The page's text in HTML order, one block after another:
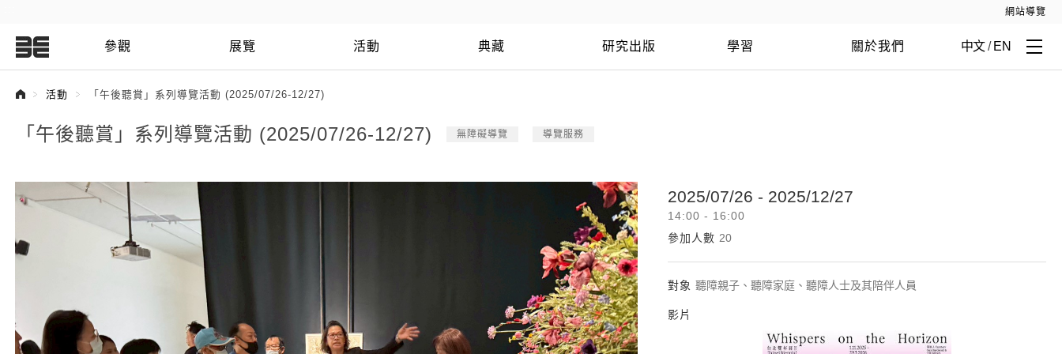
網站導覽
參觀 展覽 活動 典藏 研究出版 學習 關於我們 中文 / EN
活動 「午後聽賞」系列導覽活動 (2025/07/26-12/27)
「午後聽賞」系列導覽活動 (2025/07/26-12/27) 無障礙導覽 導覽服務
2025/07/26 - 2025/12/27
14:00 - 16:00
參加人數 20
對象 聽障親子、聽障家庭、聽障人士及其陪伴人員
影片